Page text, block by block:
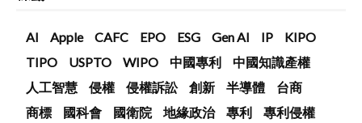
AI Apple CAFC EPO ESG Gen AI IP
KIPO
TIPO
USPTO WIPO 中國專利
中國知識產權
人工智慧
侵權 侵權訴訟 創新 半導體
台商
商標
國科會 國衛院 地緣政治 專利
專利侵權